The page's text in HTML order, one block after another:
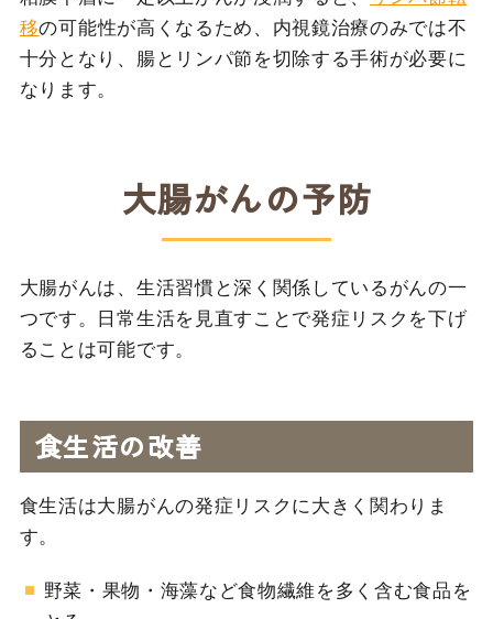
移の可能性が高くなるため、内視鏡治療のみでは不
十分となり、腸とリンパ節を切除する手術が必要に
なります。
大腸がんの予防
大腸がんは、生活習慣と深く関係しているがんの一
つです。日常生活を見直すことで発症リスクを下げ
ることは可能です。
食生活の改善
食生活は大腸がんの発症リスクに大きく関わりま
す。
野菜・果物・海藻など食物繊維を多く含む食品を